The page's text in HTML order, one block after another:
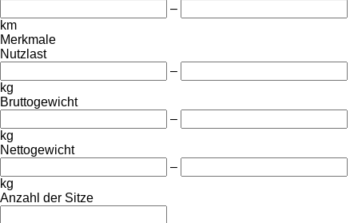
–
km
Merkmale
Nutzlast
–
kg
Bruttogewicht
–
kg
Nettogewicht
–
kg
Anzahl der Sitze